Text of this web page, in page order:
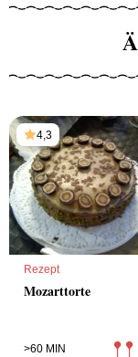
4,3
Rezept
Mozarttorte
>60 MIN